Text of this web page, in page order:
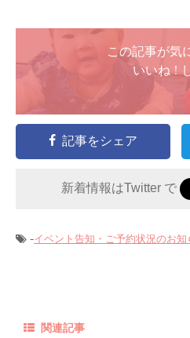
この記事が気
いいね !
記事をシェア
新着情報はTwitter で
-イベント告知・ご予約状況のお知
関連記事